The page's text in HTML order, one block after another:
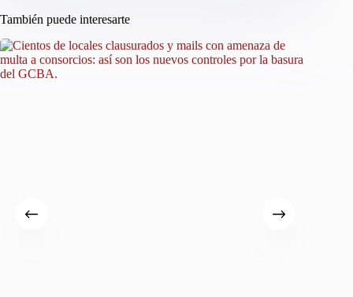
También puede interesarte